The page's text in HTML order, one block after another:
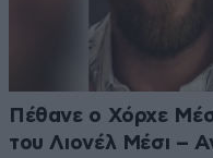
Πέθανε ο Χόρχε
του Λιονέλ Μέσι –